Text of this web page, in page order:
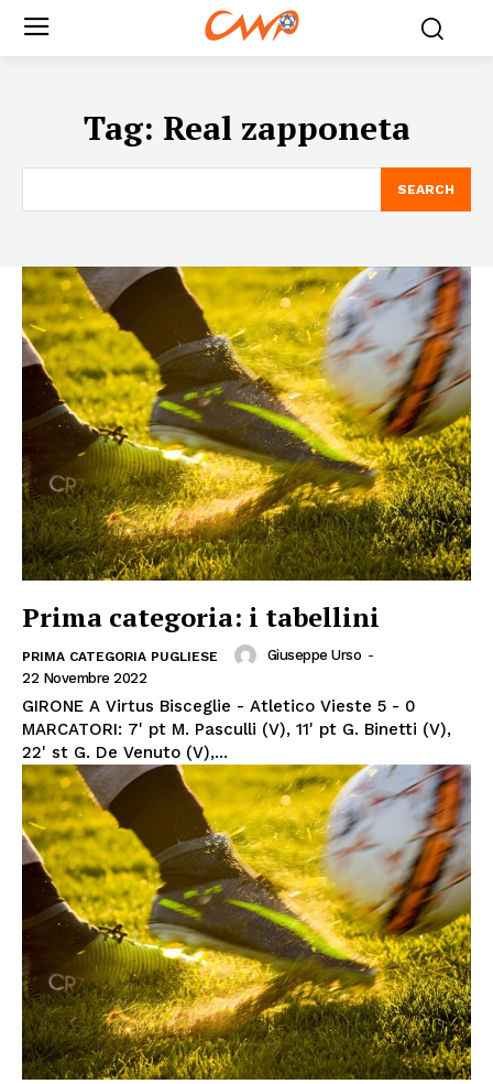
Tag: Real zapponeta
SEARCH
Prima categoria: i tabellini
PRIMA CATEGORIA PUGLIESE Giuseppe Urso -
22 Novembre 2022
GIRONE A Virtus Bisceglie - Atletico Vieste 5 - 0
MARCATORI: 7' pt M. Pasculli (V), 11' pt G. Binetti (V),
22' st G. De Venuto (V),...